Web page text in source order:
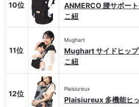
10位
ANMERCO 腰サポー
こ紐
11位
Mughart
Mughart サイドヒッ
こ紐
12位
Plaisiureux
Plaisiureux 多機能ヒ